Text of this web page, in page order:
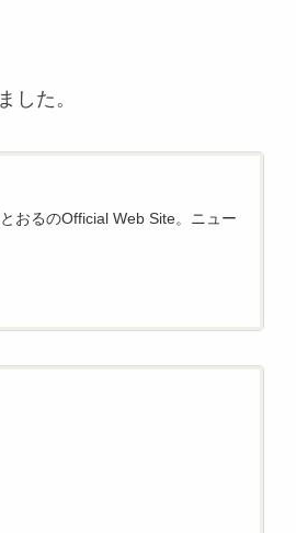
した。
おるのOfficial Web Site。ニュー